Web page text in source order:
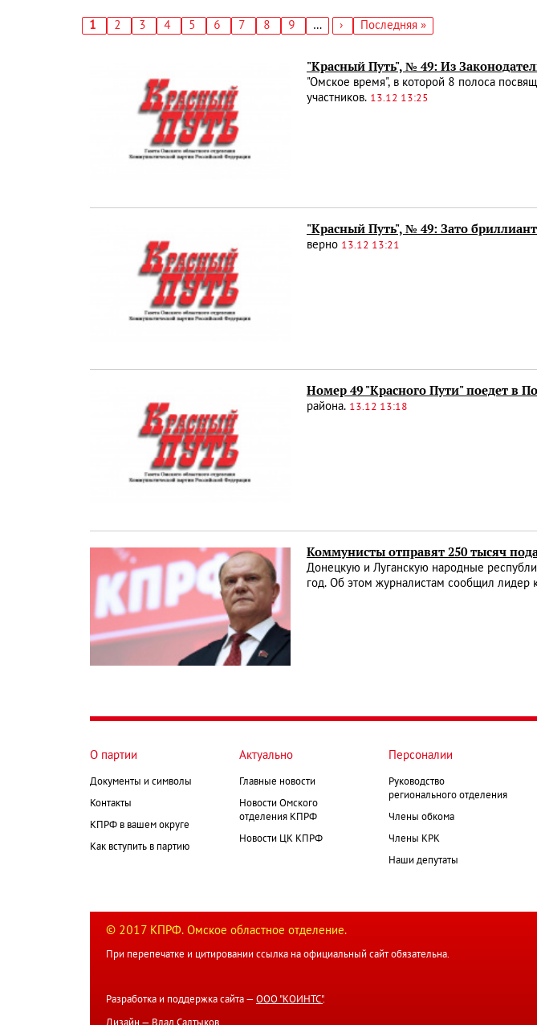
Текущая
1 Страница
2 Страница
3 Страница
4 Страница
5 Страница
6 Страница
7 Страница
8 Страница
9 …
Следующая
›
Последняя
Последняя »
"Красный Путь", № 49: Из
"Омское время", в которой 8 полоса
участников. 13.12 13:25
"Красный Путь", № 49: Зато
верно 13.12 13:21
Номер 49 "Красного Пути" поедет в
района. 13.12 13:18
Коммунисты отправят 250 тысяч
Донецкую и Луганскую народные
год. Об этом журналистам сообщил лидер
О партии
Документы и символы
Контакты
КПРФ в вашем округе
Как вступить в партию
Актуально
Главные новости
Новости Омского
отделения КПРФ
Новости ЦК КПРФ
Персоналии
Руководство
регионального отделения
Члены обкома
Члены КРК
Наши депутаты
© 2017 КПРФ. Омское областное отделение.
При перепечатке и цитировании ссылка на официальный сайт обязательна.
Разработка и поддержка сайта — ООО "КОИНТС".